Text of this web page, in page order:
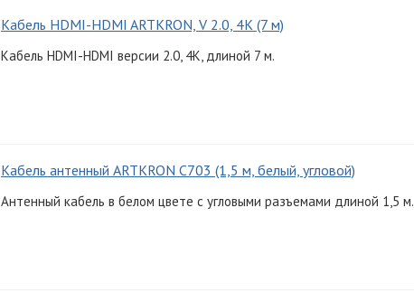
Кабель HDMI-HDMI ARTKRON, V 2.0, 4K (7 м)
Кабель HDMI-HDMI версии 2.0, 4K, длиной 7 м.
Кабель антенный ARTKRON C703 (1,5 м, белый, угловой)
Антенный кабель в белом цвете с угловыми разъемами длиной 1,5 м.